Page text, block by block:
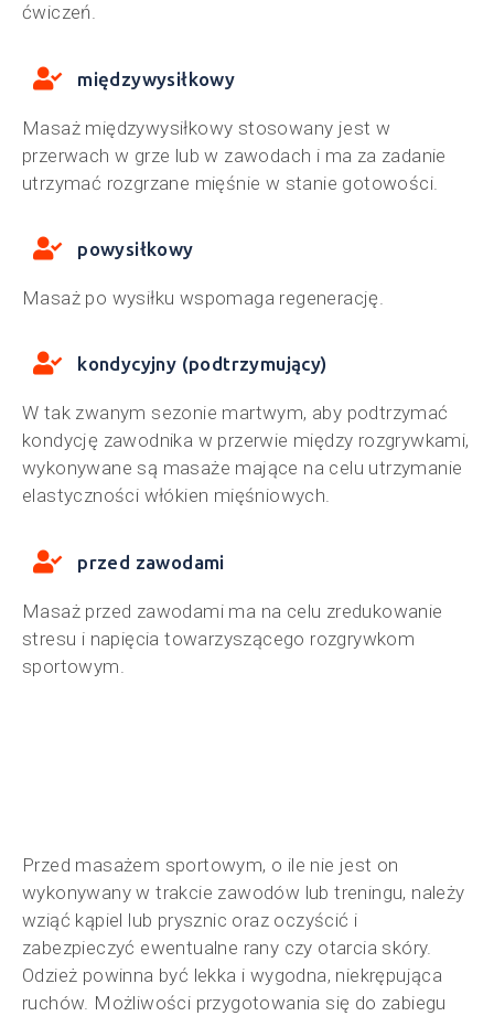
ćwiczeń.
międzywysiłkowy
Masaż międzywysiłkowy stosowany jest w
przerwach w grze lub w zawodach i ma za zadanie
utrzymać rozgrzane mięśnie w stanie gotowości.
powysiłkowy
Masaż po wysiłku wspomaga regenerację.
kondycyjny (podtrzymujący)
W tak zwanym sezonie martwym, aby podtrzymać
kondycję zawodnika w przerwie między rozgrywkami,
wykonywane są masaże mające na celu utrzymanie
elastyczności włókien mięśniowych.
przed zawodami
Masaż przed zawodami ma na celu zredukowanie
stresu i napięcia towarzyszącego rozgrywkom
sportowym.
Przed masażem sportowym, o ile nie jest on
wykonywany w trakcie zawodów lub treningu, należy
wziąć kąpiel lub prysznic oraz oczyścić i
zabezpieczyć ewentualne rany czy otarcia skóry.
Odzież powinna być lekka i wygodna, niekrępująca
ruchów. Możliwości przygotowania się do zabiegu